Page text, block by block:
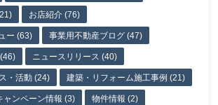
お店紹介 (76)
ー (63) 事業用不動産ブログ (47)
ニュースリリース (40)
・活動 (24) 建築・リフォーム施工事例 (21)
ャンペーン情報 (3) 物件情報 (2)